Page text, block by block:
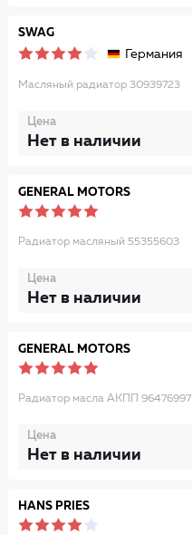
SWAG
Германия
Масляный радиатор 30939723
Цена
Нет в наличии
GENERAL MOTORS
Радиатор масляный 55355603
Цена
Нет в наличии
GENERAL MOTORS
Радиатор масла АКПП 96476997
Цена
Нет в наличии
HANS PRIES